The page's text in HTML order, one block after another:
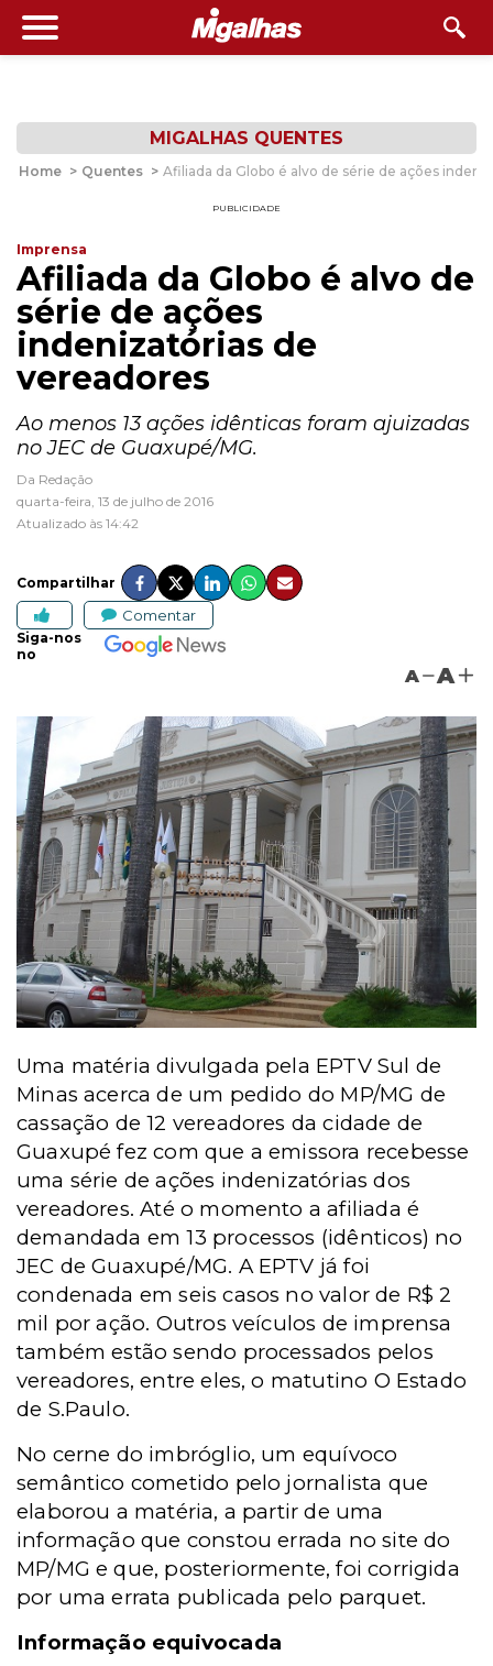
MIGALHAS QUENTES
Home > Quentes > Afiliada da Globo é alvo de série de ações
PUBLICIDADE
Imprensa
Afiliada da Globo é alvo de
série de ações
indenizatórias de
vereadores
Ao menos 13 ações idênticas foram ajuizadas
no JEC de Guaxupé/MG.
Da Redação
quarta-feira, 13 de julho de 2016
Atualizado às 14:42
Compartilhar
Comentar
Siga-nos
no
A A
Uma matéria divulgada pela EPTV Sul de
Minas acerca de um pedido do MP/MG de
cassação de 12 vereadores da cidade de
Guaxupé fez com que a emissora recebesse
uma série de ações indenizatórias dos
vereadores. Até o momento a afiliada é
demandada em 13 processos (idênticos) no
JEC de Guaxupé/MG. A EPTV já foi
condenada em seis casos no valor de R$ 2
mil por ação. Outros veículos de imprensa
também estão sendo processados pelos
vereadores, entre eles, o matutino O Estado
de S.Paulo.
No cerne do imbróglio, um equívoco
semântico cometido pelo jornalista que
elaborou a matéria, a partir de uma
informação que constou errada no site do
MP/MG e que, posteriormente, foi corrigida
por uma errata publicada pelo parquet.
Informação equivocada